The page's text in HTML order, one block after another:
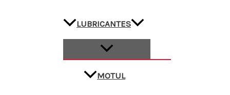
LUBRICANTES
MOTUL